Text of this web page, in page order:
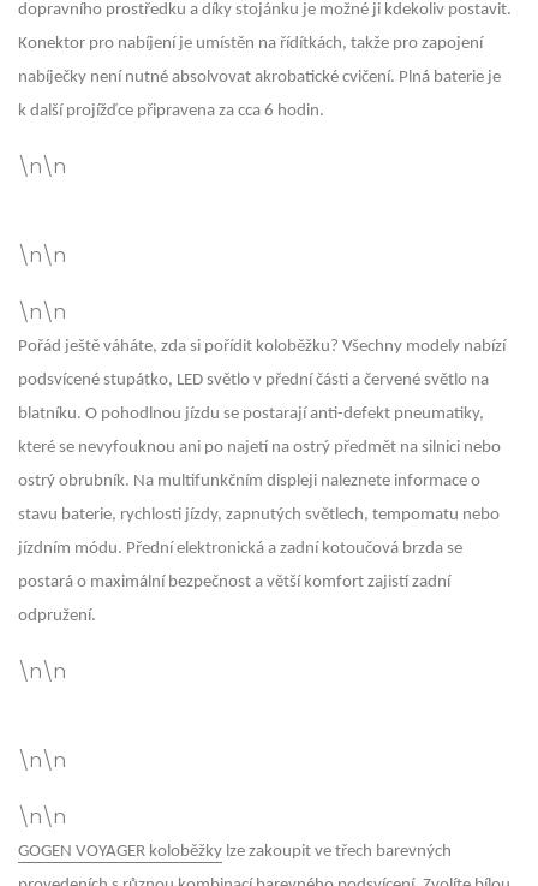
dopravního prostředku a díky stojánku je možné ji kdekoliv postavit.
Konektor pro nabíjení je umístěn na řídítkách, takže pro zapojení
nabíječky není nutné absolvovat akrobatické cvičení. Plná baterie je
k další projížďce připravena za cca 6 hodin.
\n\n
\n\n
\n\n
Pořád ještě váháte, zda si pořídit koloběžku? Všechny modely nabízí
podsvícené stupátko, LED světlo v přední části a červené světlo na
blatníku. O pohodlnou jízdu se postarají anti-defekt pneumatiky,
které se nevyfouknou ani po najetí na ostrý předmět na silnici nebo
ostrý obrubník. Na multifunkčním displeji naleznete informace o
stavu baterie, rychlosti jízdy, zapnutých světlech, tempomatu nebo
jízdním módu. Přední elektronická a zadní kotoučová brzda se
postará o maximální bezpečnost a větší komfort zajistí zadní
odpružení.
\n\n
\n\n
\n\n
GOGEN VOYAGER koloběžky lze zakoupit ve třech barevných